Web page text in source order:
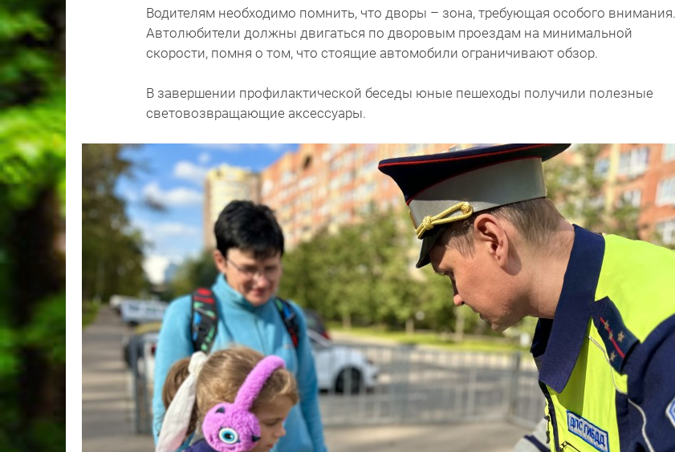
Водителям необходимо помнить, что дворы – зона, требующая особого внимания.
Автолюбители должны двигаться по дворовым проездам на минимальной
скорости, помня о том, что стоящие автомобили ограничивают обзор.
В завершении профилактической беседы юные пешеходы получили полезные
световозвращающие аксессуары.